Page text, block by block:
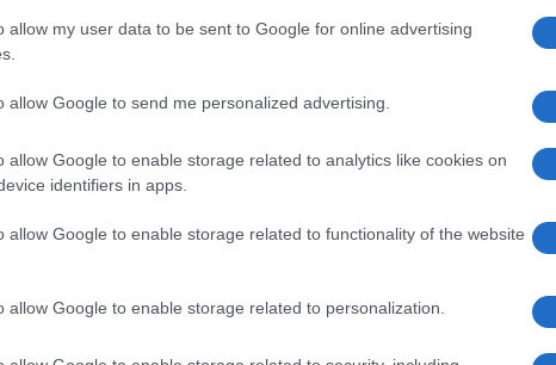
allow my user data to be sent to Google for online advertising
allow Google to send me personalized advertising.
allow Google to enable storage related to analytics like cookies on
identifiers in apps.
allow Google to enable storage related to functionality of the website
allow Google to enable storage related to personalization.
materiały wykończeniowe, hafty
w szampańskiej kolorystyce.
stylistyczne nazwane
oferuje inną interpretację kolorystyki
ciemniejsze kompozycje.